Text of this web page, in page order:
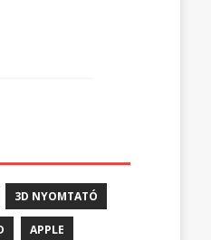
3D NYOMTATÓ
APPLE